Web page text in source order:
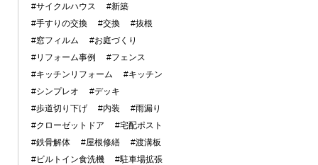
#サイクルハウス
#新築
#手すりの交換
#交換
#抜根
#窓フィルム
#お庭づくり
#リフォーム事例
#フェンス
#キッチンリフォーム
#キッチン
#シンプレオ
#デッキ
#歩道切り下げ
#内装
#雨漏り
#クローゼットドア
#宅配ポスト
#鉄骨解体
#屋根修繕
#渡溝板
#ビルトイン食洗機
#駐車場拡張